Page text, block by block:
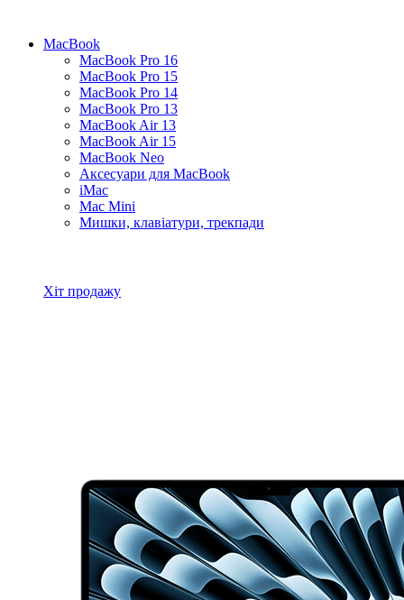
MacBook
MacBook Pro 16
MacBook Pro 15
MacBook Pro 14
MacBook Pro 13
MacBook Air 13
MacBook Air 15
MacBook Neo
Аксесуари для MacBook
iMac
Mac Mini
Мишки, клавіатури, трекпади
Хіт продажу